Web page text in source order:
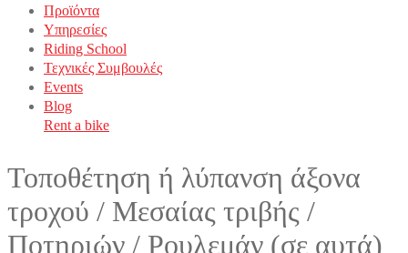
Προϊόντα
Υπηρεσίες
Riding School
Τεχνικές Συμβουλές
Events
Blog
Rent a bike
Τοποθέτηση ή λύπανση άξονα
τροχού / Μεσαίας τριβής /
Ποτηριών / Ρουλεμάν (σε αυτά)